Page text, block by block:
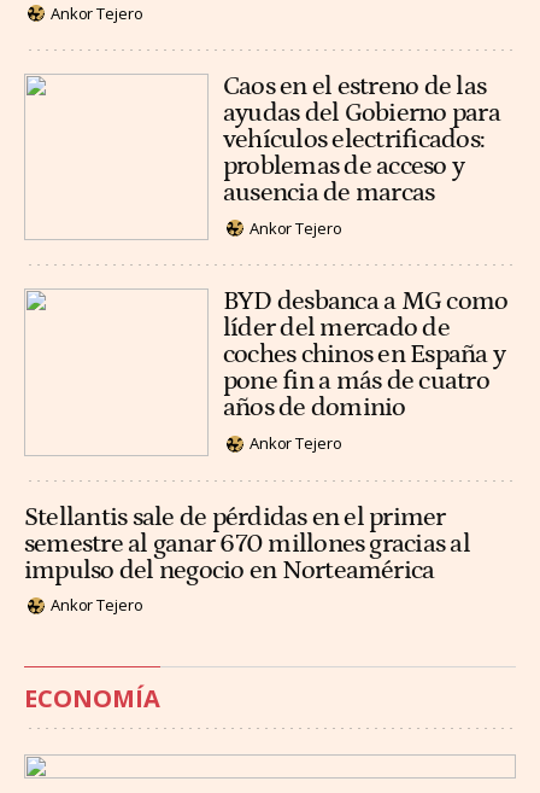
Ankor Tejero
Caos en el estreno de las
ayudas del Gobierno para
vehículos electrificados:
problemas de acceso y
ausencia de marcas
Ankor Tejero
BYD desbanca a MG como
líder del mercado de
coches chinos en España y
pone fin a más de cuatro
años de dominio
Ankor Tejero
Stellantis sale de pérdidas en el primer
semestre al ganar 670 millones gracias al
impulso del negocio en Norteamérica
Ankor Tejero
ECONOMÍA